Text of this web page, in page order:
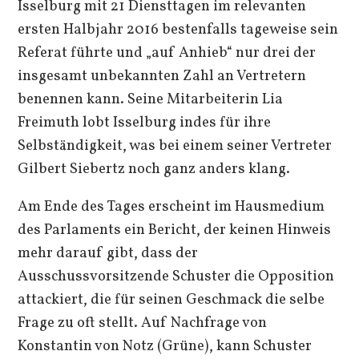
Isselburg mit 21 Diensttagen im relevanten
ersten Halbjahr 2016 bestenfalls tageweise sein
Referat führte und „auf Anhieb“ nur drei der
insgesamt unbekannten Zahl an Vertretern
benennen kann. Seine Mitarbeiterin Lia
Freimuth lobt Isselburg indes für ihre
Selbständigkeit, was bei einem seiner Vertreter
Gilbert Siebertz noch ganz anders klang.
Am Ende des Tages erscheint im Hausmedium
des Parlaments ein Bericht, der keinen Hinweis
mehr darauf gibt, dass der
Ausschussvorsitzende Schuster die Opposition
attackiert, die für seinen Geschmack die selbe
Frage zu oft stellt. Auf Nachfrage von
Konstantin von Notz (Grüne), kann Schuster